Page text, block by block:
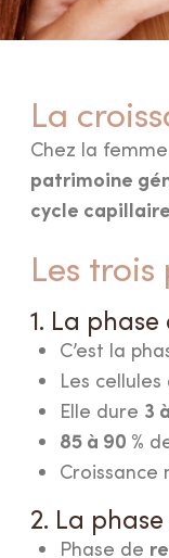
La
Chez la
patrimoine
cycle capillaire
Les
1. La
C’est la
Les
Elle dure 3
85 à 90 %
Croissance
2. La
Phase de